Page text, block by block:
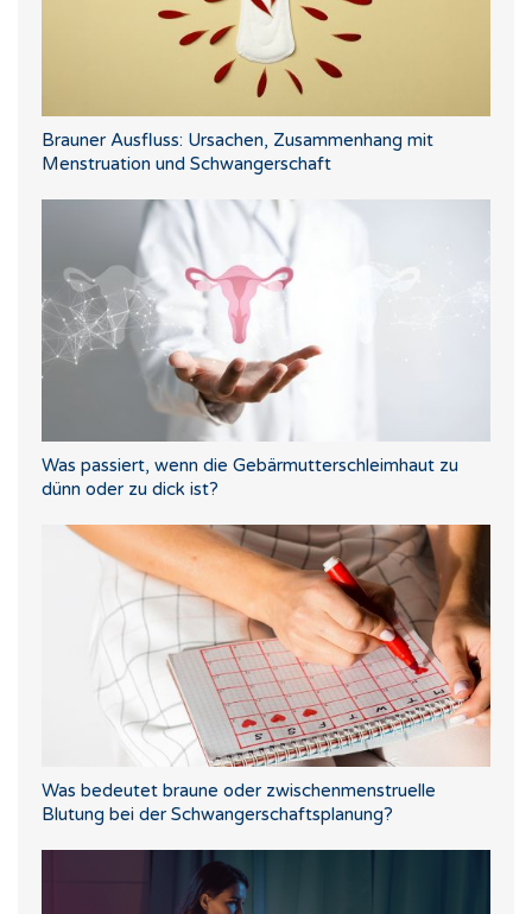
Brauner Ausfluss: Ursachen, Zusammenhang mit
Menstruation und Schwangerschaft
Was passiert, wenn die Gebärmutterschleimhaut zu
dünn oder zu dick ist?
Was bedeutet braune oder zwischenmenstruelle
Blutung bei der Schwangerschaftsplanung?